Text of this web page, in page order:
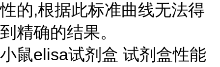
性的,根据此标准曲线无法得
到精确的结果。
小鼠elisa试剂盒 试剂盒性能